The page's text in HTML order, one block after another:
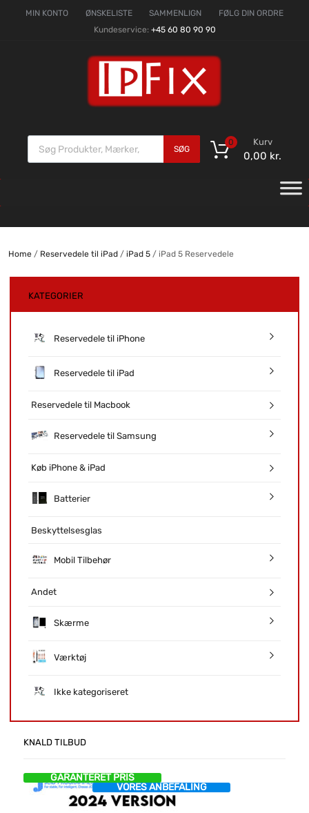
MIN KONTO ØNSKELISTE SAMMENLIGN
FØLG DIN ORDRE
Kundeservice: +45 60 80 90 90
SØG
Kurv
0,00 kr.
0
Home/ Reservedele til iPad/ iPad 5/ iPad 5 Reservedele
KATEGORIER
Reservedele til iPhone
Reservedele til iPad
Reservedele til Macbook
Reservedele til Samsung
Køb iPhone & iPad
Batterier
Beskyttelsesglas
Mobil Tilbehør
Andet
Skærme
Værktøj
Ikke kategoriseret
KNALD TILBUD
GARANTERET PRIS
VORES ANBEFALING